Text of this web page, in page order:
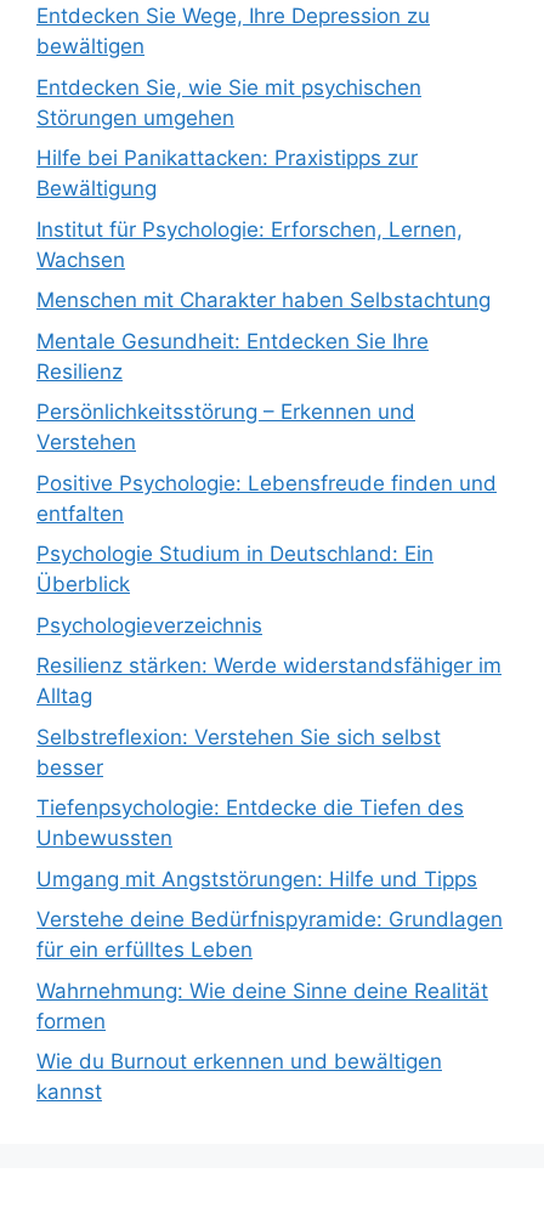
Entdecken Sie Wege, Ihre Depression zu
bewältigen
Entdecken Sie, wie Sie mit psychischen
Störungen umgehen
Hilfe bei Panikattacken: Praxistipps zur
Bewältigung
Institut für Psychologie: Erforschen, Lernen,
Wachsen
Menschen mit Charakter haben Selbstachtung
Mentale Gesundheit: Entdecken Sie Ihre
Resilienz
Persönlichkeitsstörung – Erkennen und
Verstehen
Positive Psychologie: Lebensfreude finden und
entfalten
Psychologie Studium in Deutschland: Ein
Überblick
Psychologieverzeichnis
Resilienz stärken: Werde widerstandsfähiger im
Alltag
Selbstreflexion: Verstehen Sie sich selbst
besser
Tiefenpsychologie: Entdecke die Tiefen des
Unbewussten
Umgang mit Angststörungen: Hilfe und Tipps
Verstehe deine Bedürfnispyramide: Grundlagen
für ein erfülltes Leben
Wahrnehmung: Wie deine Sinne deine Realität
formen
Wie du Burnout erkennen und bewältigen
kannst